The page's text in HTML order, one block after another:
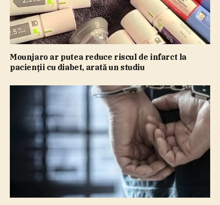
Mounjaro ar putea reduce riscul de infarct la
pacienţii cu diabet, arată un studiu